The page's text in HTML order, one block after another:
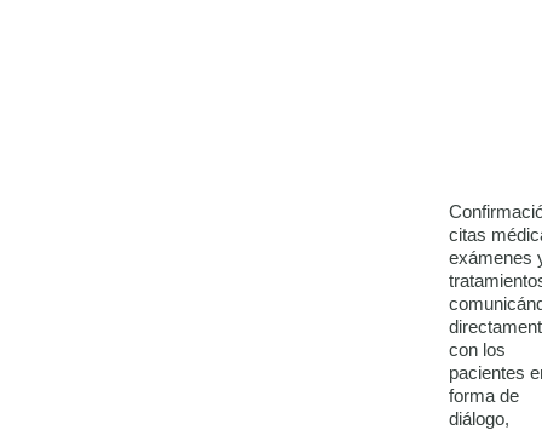
citas
exámenes
con los
pacientes
forma de
diálogo,